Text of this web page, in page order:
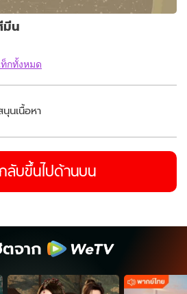
มีน
กทั้งหมด
นเนื้อหา
กลับขึ้นไปด้านบน
จาก